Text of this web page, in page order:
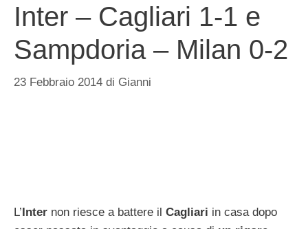
Inter – Cagliari 1-1 e
Sampdoria – Milan 0-2
23 Febbraio 2014 di Gianni
L’Inter non riesce a battere il Cagliari in casa dopo